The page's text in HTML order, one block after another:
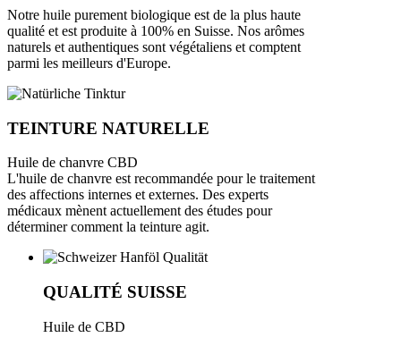
Notre huile purement biologique est de la plus haute
qualité et est produite à 100% en Suisse. Nos arômes
naturels et authentiques sont végétaliens et comptent
parmi les meilleurs d'Europe.
TEINTURE NATURELLE
Huile de chanvre CBD
L'huile de chanvre est recommandée pour le traitement
des affections internes et externes. Des experts
médicaux mènent actuellement des études pour
déterminer comment la teinture agit.
QUALITÉ SUISSE
Huile de CBD